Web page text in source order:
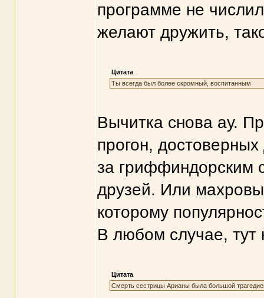
программе не
желают дружить,
Цитата
Ты всегда был более скромный, воспитанным
Вычитка снова ау.
прогон,
за гриффиндорским
друзей. Или
которому
В любом случае, тут
Цитата
Смерть сестрицы Арианы была большой